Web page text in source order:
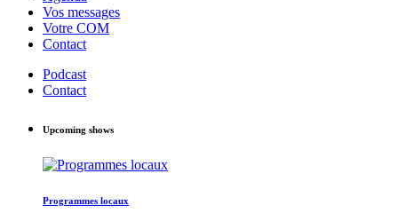
Vos messages
Votre COM
Contact
Podcast
Contact
Upcoming shows
Programmes locaux